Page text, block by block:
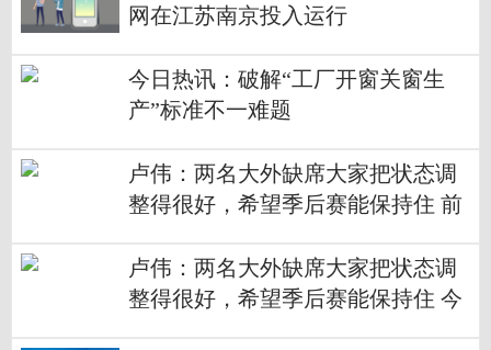
网在江苏南京投入运行
今日热讯：破解“工厂开窗关窗生
产”标准不一难题
卢伟：两名大外缺席大家把状态调
整得很好，希望季后赛能保持住 前
卢伟：两名大外缺席大家把状态调
整得很好，希望季后赛能保持住 今